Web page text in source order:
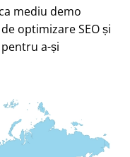
mediu demo
optimizare SEO și
pentru a-și